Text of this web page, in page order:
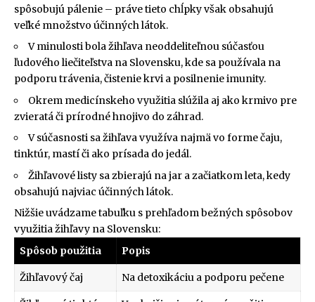
spôsobujú pálenie – práve tieto chĺpky však obsahujú
veľké množstvo účinných látok.
V minulosti bola žihľava neoddeliteľnou súčasťou
ľudového liečiteľstva na Slovensku, kde sa používala na
podporu trávenia, čistenie krvi a posilnenie imunity.
Okrem medicínskeho využitia slúžila aj ako krmivo pre
zvieratá či prírodné hnojivo do záhrad.
V súčasnosti sa žihľava využíva najmä vo forme čaju,
tinktúr, mastí či ako prísada do jedál.
Žihľavové listy sa zbierajú na jar a začiatkom leta, kedy
obsahujú najviac účinných látok.
Nižšie uvádzame tabuľku s prehľadom bežných spôsobov
využitia žihľavy na Slovensku:
Spôsob použitia
Popis
Žihľavový čaj Na detoxikáciu a podporu pečene